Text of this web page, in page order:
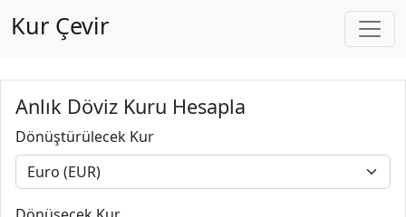
Kur Çevir
Anlık Döviz Kuru Hesapla
Dönüştürülecek Kur